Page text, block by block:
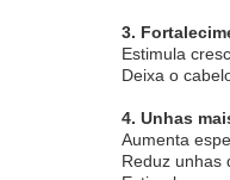
3.
Estimula
Deixa o
4. Unhas
Aumenta
Reduz unhas